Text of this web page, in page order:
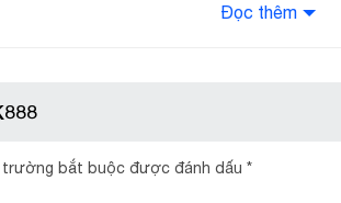
Đọc thêm
trường bắt buộc được đánh dấu *